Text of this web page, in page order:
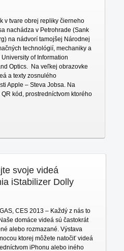
v tvare obrej repliky čierneho
nachádza v Petrohrade (Sank
na nádvorí tamojšej Národnej
technológií, mechaniky a
of Information
Optics. Na veľkej obrazovke
a texty zosnulého
Apple – Steva Jobsa. Na
kód, prostredníctvom ktorého
svoje videá
iStabilizer Dolly
CES 2013 – Každý z nás to
domáce videá sú častokrát
alebo rozmazané. Výstava
ktorej môžete natočiť videá
iPhonu alebo iného